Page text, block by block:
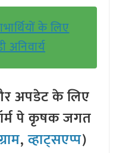
के लिए
अपडेट के लिए
पे कृषक जगत
,व्हाट्सएप्प)